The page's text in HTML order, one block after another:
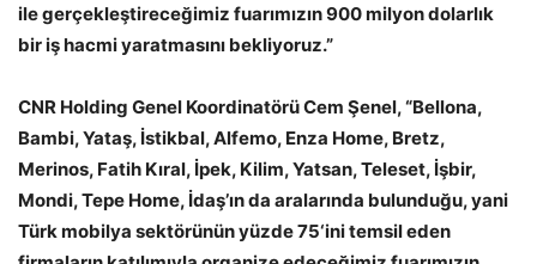
ile gerçekleştireceğimiz fuarımızın 900 milyon dolarlık
bir iş hacmi yaratmasını bekliyoruz.”
CNR Holding Genel Koordinatörü Cem Şenel, “Bellona,
Bambi, Yataş, İstikbal, Alfemo, Enza Home, Bretz,
Merinos, Fatih Kıral, İpek, Kilim, Yatsan, Teleset, İşbir,
Mondi, Tepe Home, İdaş’ın da aralarında bulunduğu, yani
Türk mobilya sektörünün yüzde 75‘ini temsil eden